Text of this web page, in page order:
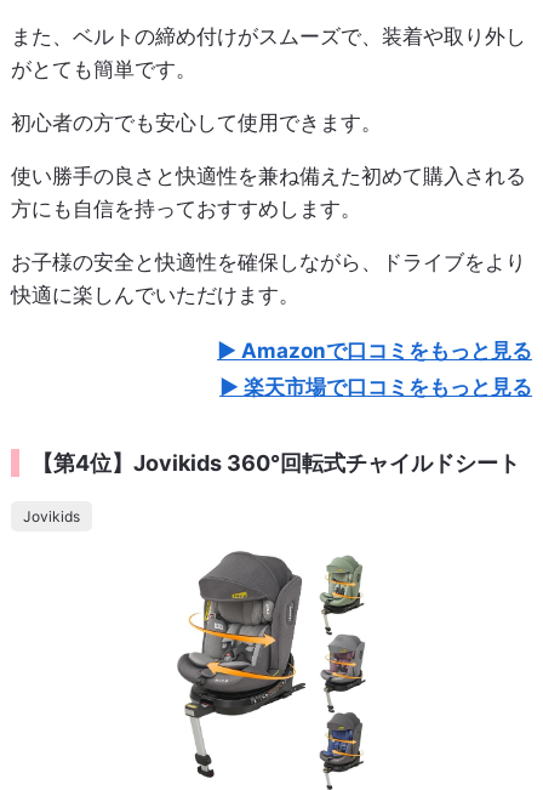
また、ベルトの締め付けがスムーズで、装着や取り外し
がとても簡単です。
初心者の方でも安心して使用できます。
使い勝手の良さと快適性を兼ね備えた初めて購入される
方にも自信を持っておすすめします。
お子様の安全と快適性を確保しながら、ドライブをより
快適に楽しんでいただけます。
Amazonで口コミをもっと見る
楽天市場で口コミをもっと見る
【第4位】Jovikids 360°回転式チャイルドシート
Jovikids